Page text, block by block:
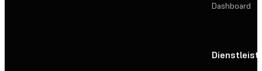
Dashboard